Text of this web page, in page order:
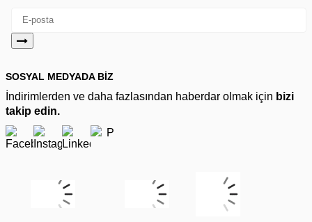
SOSYAL MEDYADA BİZ
İndirimlerden ve daha fazlasından haberdar olmak için bizi
takip edin.